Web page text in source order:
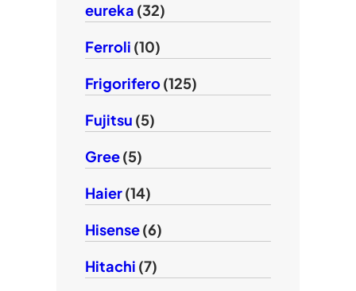
eureka (32)
Ferroli (10)
Frigorifero(125)
Fujitsu (5)
Gree(5)
Haier(14)
Hisense(6)
Hitachi (7)